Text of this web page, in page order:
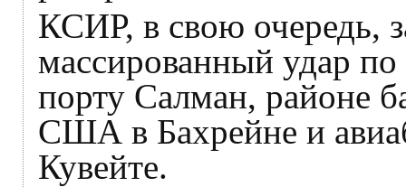
КСИР, в свою очередь,
массированный удар
порту Салман, районе
США в Бахрейне и
Кувейте.